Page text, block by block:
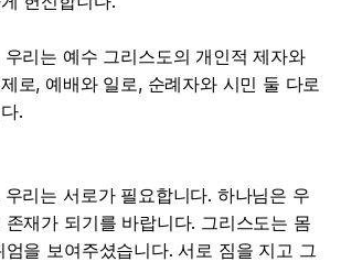
우리는 예수 그리스도의 개인적 제자와
로, 예배와 일로, 순례자와 시민 둘 다로
.
우리는 서로가 필요합니다. 하나님은 우
존재가 되기를 바랍니다. 그리스도는 몸
엄을 보여주셨습니다. 서로 짐을 지고 그